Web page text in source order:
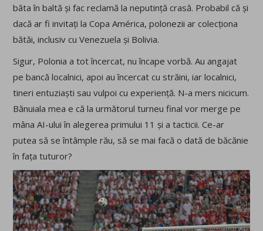
bâta în baltă și fac reclamă la neputință crasă. Probabil că și
dacă ar fi invitați la Copa América, polonezii ar colecționa
bătăi, inclusiv cu Venezuela și Bolivia.
Sigur, Polonia a tot încercat, nu încape vorbă. Au angajat
pe bancă localnici, apoi au încercat cu străini, iar localnici,
tineri entuziaști sau vulpoi cu experiență. N-a mers nicicum.
Bănuiala mea e că la următorul turneu final vor merge pe
mâna AI-ului în alegerea primului 11 și a tacticii. Ce-ar
putea să se întâmple rău, să se mai facă o dată de băcănie
în fața tuturor?